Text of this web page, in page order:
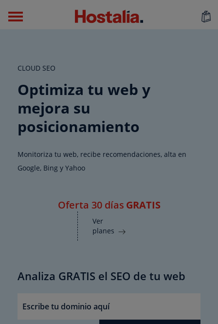
CLOUD SEO
Optimiza tu web y
mejora su
posicionamiento
Monitoriza tu web, recibe recomendaciones, alta en
Google, Bing y Yahoo
Oferta 30 días GRATIS
Ver
planes
Analiza GRATIS el SEO de tu web